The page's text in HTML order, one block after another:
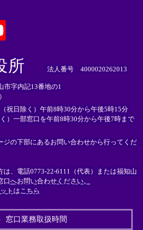
所 法人番号 4000020262013
字内記13番地の1
祝日除く）午前8時30分から午後5時15分
）一部窓口を午前8時30分から午後7時まで
ジの下部にあるお問い合わせから行ってくだ
、電話0773-22-6111（代表）または福知山
へお問い合わせください。
トはこちら
窓口業務取扱時間